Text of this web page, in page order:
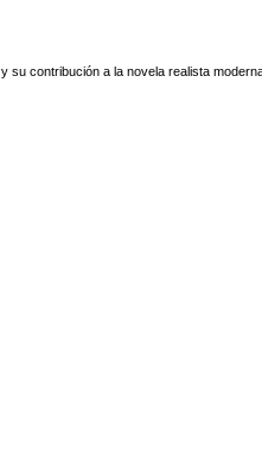
su contribución a la novela realista